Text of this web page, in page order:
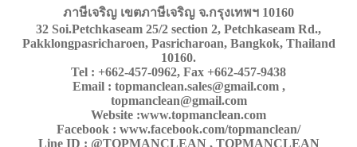
ภาษีเจริญ เขตภาษีเจริญ จ.กรุงเทพฯ 10160
32 Soi.Petchkaseam 25/2 section 2, Petchkaseam Rd.,
Pakklongpasricharoen, Pasricharoan, Bangkok, Thailand
10160.
Tel : +662-457-0962, Fax +662-457-9438
Email : topmanclean.sales@gmail.com ,
topmanclean@gmail.com
Website :www.topmanclean.com
Facebook : www.facebook.com/topmanclean/
Line ID : @TOPMANCLEAN , TOPMANCLEAN